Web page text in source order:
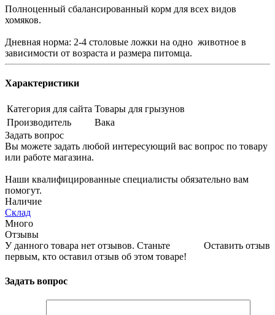
Полноценный сбалансированный корм для всех видов
хомяков.
Дневная норма: 2-4 столовые ложки на одно животное в
зависимости от возраста и размера питомца.
Характеристики
Категория для сайта Товары для грызунов
Производитель
Вака
Задать вопрос
Вы можете задать любой интересующий вас вопрос по товару
или работе магазина.
Наши квалифицированные специалисты обязательно вам
помогут.
Наличие
Склад
Много
Отзывы
Оставить отзыв
У данного товара нет отзывов. Станьте
первым, кто оставил отзыв об этом товаре!
Задать вопрос